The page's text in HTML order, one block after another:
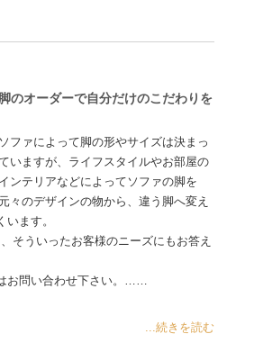
脚のオーダーで自分だけのこだわりを
ソファによって脚の形やサイズは決まっ
いますが、ライフスタイルやお部屋の
インテリアなどによってソファの脚を
元々のデザインの物から、違う脚へ変え
います。
そういったお客様のニーズにもお答え
お問い合わせ下さい。……
...続きを読む